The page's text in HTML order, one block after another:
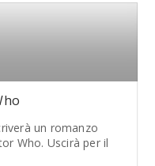
un romanzo
Who. Uscirà per il